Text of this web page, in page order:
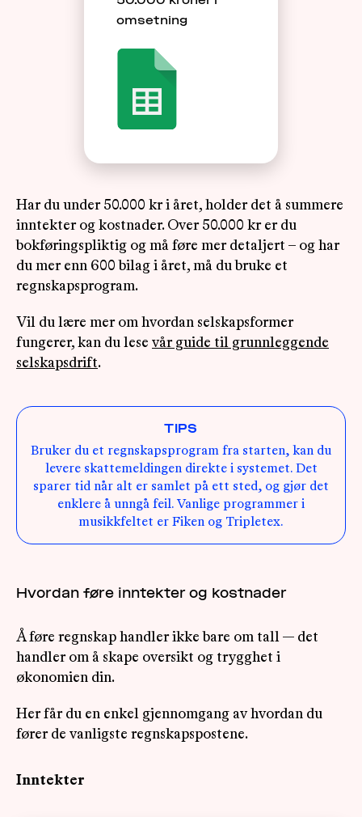
omsetning
Har du under 50.000 kr i året, holder det å summere
inntekter og kostnader. Over 50.000 kr er du
bokføringspliktig og må føre mer detaljert – og har
du mer enn 600 bilag i året, må du bruke et
regnskapsprogram.
Vil du lære mer om hvordan selskapsformer
fungerer, kan du lese vår guide til grunnleggende
selskapsdrift.
TIPS
Bruker du et regnskapsprogram fra starten, kan du
levere skattemeldingen direkte i systemet. Det
sparer tid når alt er samlet på ett sted, og gjør det
enklere å unngå feil. Vanlige programmer i
musikkfeltet er Fiken og Tripletex.
Hvordan føre inntekter og kostnader
Å føre regnskap handler ikke bare om tall — det
handler om å skape oversikt og trygghet i
økonomien din.
Her får du en enkel gjennomgang av hvordan du
fører de vanligste regnskapspostene.
Inntekter